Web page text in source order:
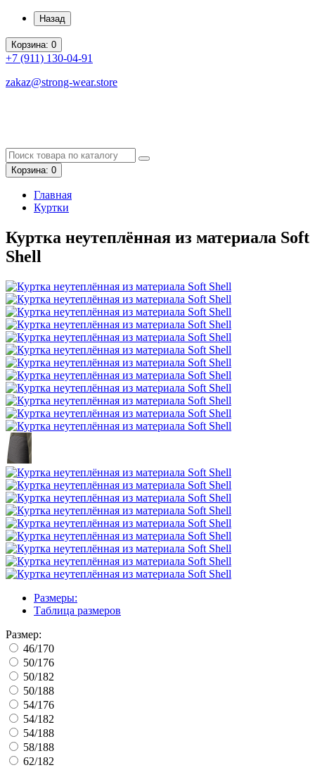
Назад
Корзина: 0
+7 (911) 130-04-91
zakaz@strong-wear.store
Корзина: 0
Главная
Куртки
Куртка неутеплённая из материала Soft
Shell
Размеры:
Таблица размеров
Размер:
46/170
50/176
50/182
50/188
54/176
54/182
54/188
58/188
62/182